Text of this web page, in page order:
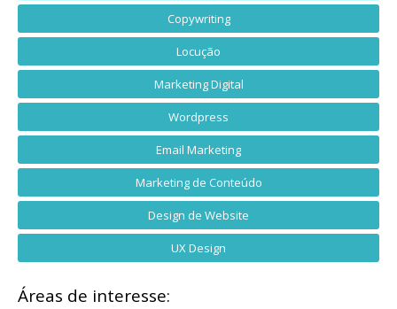
Copywriting
Locução
Marketing Digital
Wordpress
Email Marketing
Marketing de Conteúdo
Design de Website
UX Design
Áreas de interesse: